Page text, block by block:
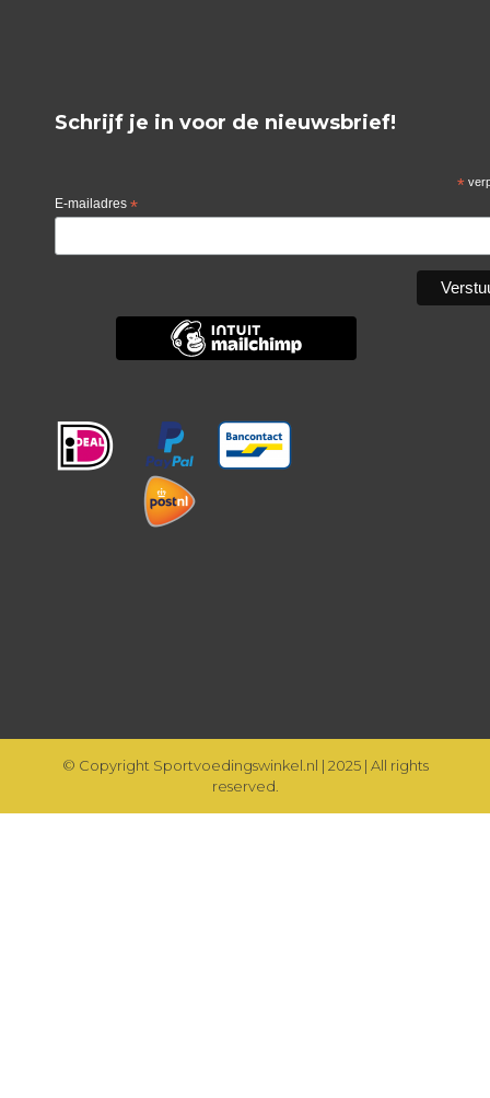
Schrijf je in voor de nieuwsbrief!
*
E-mailadres *
© Copyright Sportvoedingswinkel.nl | 2025 | All rights
reserved.